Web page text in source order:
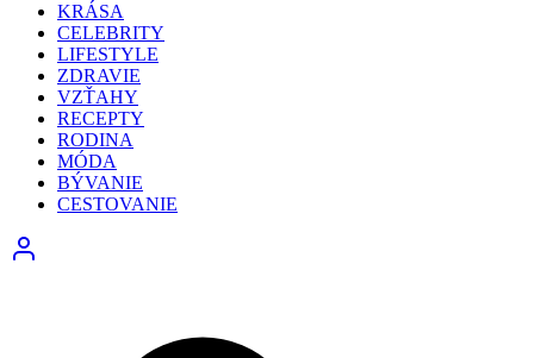
KRÁSA
CELEBRITY
LIFESTYLE
ZDRAVIE
VZŤAHY
RECEPTY
RODINA
MÓDA
BÝVANIE
CESTOVANIE